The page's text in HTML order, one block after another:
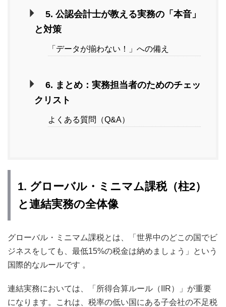
5. 公認会計士が教える実務の「本音」
と対策
「データが揃わない！」への備え
6. まとめ：実務担当者のためのチェッ
クリスト
よくある質問（Q&A）
1. グローバル・ミニマム課税（柱2）
と連結実務の全体像
グローバル・ミニマム課税とは、「世界中のどこの国でビ
ジネスをしても、最低15%の税金は納めましょう」という
国際的なルールです 。
連結実務においては、「所得合算ルール（IIR）」が重要
になります。これは、税率の低い国にある子会社の不足税